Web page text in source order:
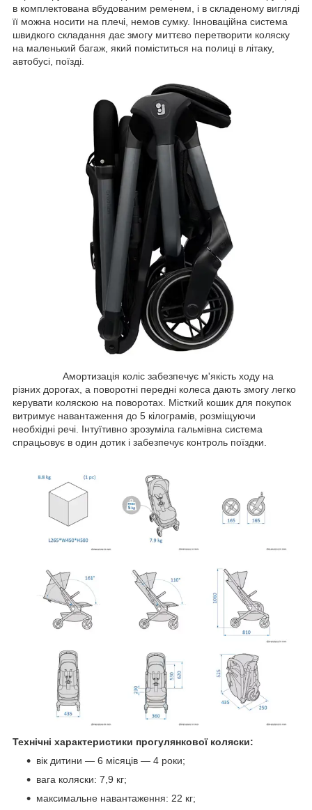
в комплектована вбудованим ременем, і в складеному вигляді
її можна носити на плечі, немов сумку. Інноваційна система
швидкого складання дає змогу миттєво перетворити коляску
на маленький багаж, який поміститься на полиці в літаку,
автобусі, поїзді.
Амортизація коліс забезпечує м'якість ходу на
різних дорогах, а поворотні передні колеса дають змогу легко
керувати коляскою на поворотах. Місткий кошик для покупок
витримує навантаження до 5 кілограмів, розміщуючи
необхідні речі. Інтуїтивно зрозуміла гальмівна система
спрацьовує в один дотик і забезпечує контроль поїздки.
Технічні характеристики прогулянкової коляски:
вік дитини — 6 місяців — 4 роки;
вага коляски: 7,9 кг;
максимальне навантаження: 22 кг;